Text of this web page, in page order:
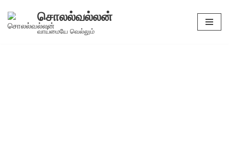
Skip
சொலல்வல்லன்
வாய்மையே வெல்லும்